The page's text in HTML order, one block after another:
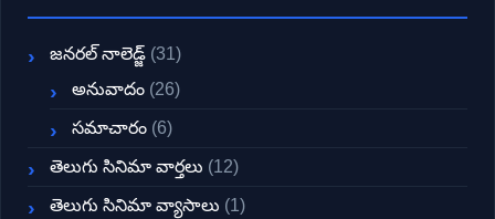
జనరల్ నాలెడ్జ్ (31)
అనువాదం (26)
సమాచారం (6)
తెలుగు సినిమా వార్తలు (12)
తెలుగు సినిమా వ్యాసాలు (1)